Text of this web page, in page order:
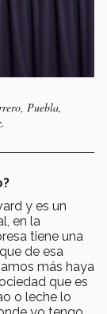
Puebla,
y es un
en la
tiene una
de esa
más haya
que es
o leche lo